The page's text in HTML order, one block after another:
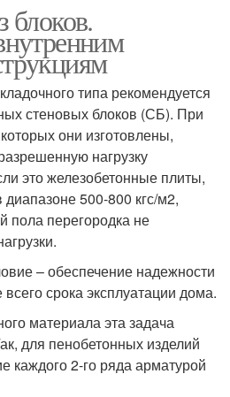
гипсокартона
блоков.
типа рекомендуется
стеновых блоков (СБ). При
они изготовлены,
нагрузку
это железобетонные плиты,
500-800 кгс/м2,
пола перегородка не
– обеспечение надежности
срока эксплуатации дома.
материала эта задача
для пенобетонных изделий
каждого 2-го ряда арматурой